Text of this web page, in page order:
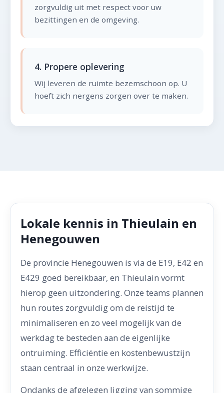
zorgvuldig uit met respect voor uw
bezittingen en de omgeving.
4. Propere oplevering
Wij leveren de ruimte bezemschoon op. U
hoeft zich nergens zorgen over te maken.
Lokale kennis in Thieulain en
Henegouwen
De provincie Henegouwen is via de E19, E42 en
E429 goed bereikbaar, en Thieulain vormt
hierop geen uitzondering. Onze teams plannen
hun routes zorgvuldig om de reistijd te
minimaliseren en zo veel mogelijk van de
werkdag te besteden aan de eigenlijke
ontruiming. Efficiëntie en kostenbewustzijn
staan centraal in onze werkwijze.
Ondanks de afgelegen ligging van sommige